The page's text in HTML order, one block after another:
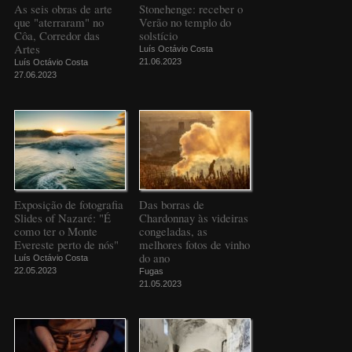
As seis obras de arte
que "aterraram" no
Côa, Corredor das
Artes
Luís Octávio Costa
27.06.2023
Stonehenge: receber o
Verão no templo do
solstício
Luís Octávio Costa
21.06.2023
Exposição de fotografia
Slides of Nazaré: "É
como ter o Monte
Evereste perto de nós"
Luís Octávio Costa
22.05.2023
Das borras de
Chardonnay às videiras
congeladas, as
melhores fotos de vinho
do ano
Fugas
21.05.2023